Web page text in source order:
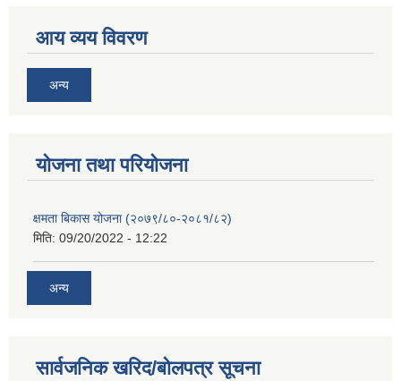
आय व्यय विवरण
अन्य
याेजना तथा परियाेजना
क्षमता बिकास योजना (२०७९/८०-२०८१/८२)
मिति: 09/20/2022 - 12:22
अन्य
सार्वजनिक खरिद/बोलपत्र सूचना